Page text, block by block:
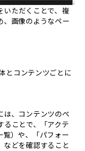
ただくことで、複
、画像のようなペー
とコンテンツごとに
は、コンテンツのぺ
ることで、「アクテ
覧）や、「パフォー
などを確認すること